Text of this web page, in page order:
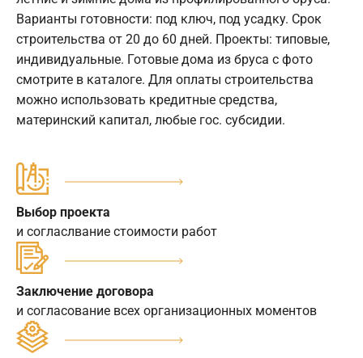
Варианты готовности: под ключ, под усадку. Срок
строительства от 20 до 60 дней. Проекты: типовые,
индивидуальные. Готовые дома из бруса с фото
смотрите в каталоге. Для оплаты строительства
можно использовать кредитные средства,
материнский капитал, любые гос. субсидии.
Выбор проекта
и согласлвание стоимости работ
Заключение договора
и согласование всех организационных моментов